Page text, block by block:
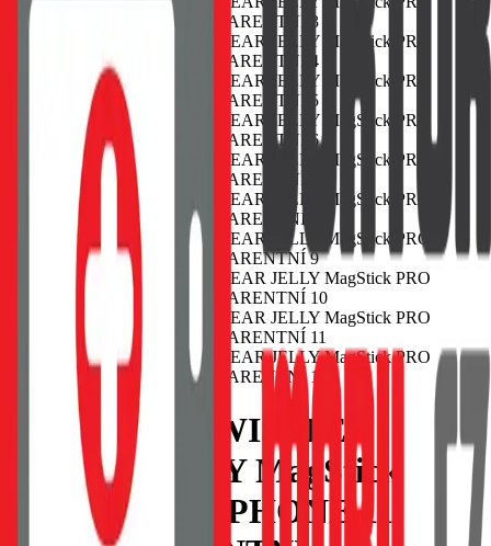
POUZDRO SWISSTEN
CLEAR JELLY MagStick
PRO APPLE IPHONE 11